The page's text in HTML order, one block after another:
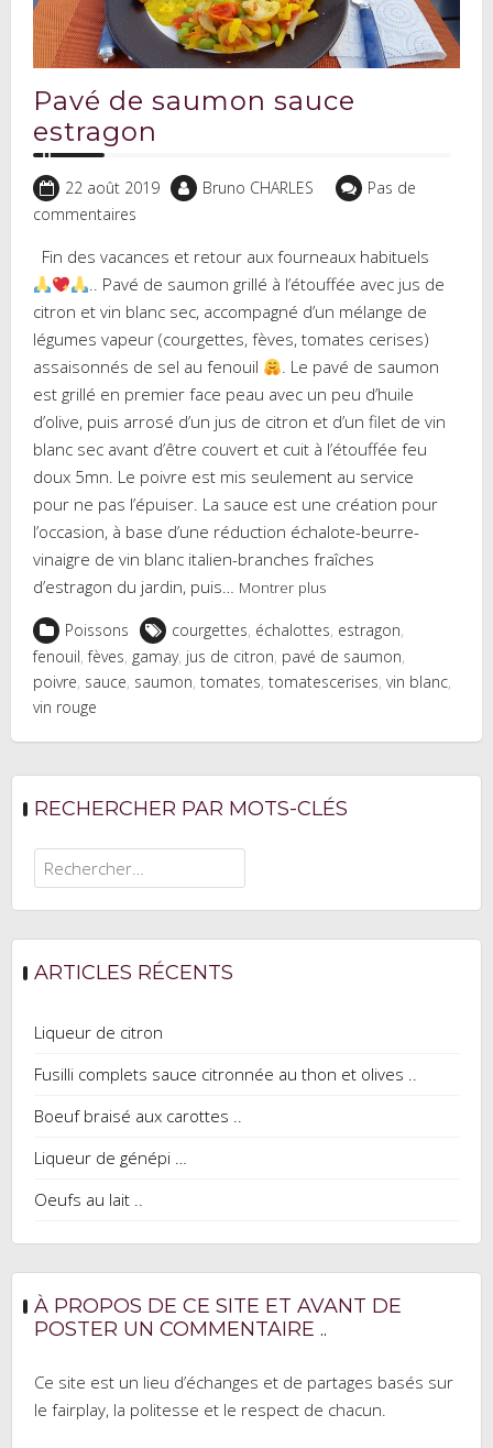
Pavé de saumon sauce
estragon
22 août 2019 Bruno CHARLES
Pas de
commentaires
Fin des vacances et retour aux fourneaux habituels
.. Pavé de saumon grillé à l’étouffée avec jus de
citron et vin blanc sec, accompagné d’un mélange de
légumes vapeur (courgettes, fèves, tomates cerises)
assaisonnés de sel au fenouil
. Le pavé de saumon
est grillé en premier face peau avec un peu d’huile
d’olive, puis arrosé d’un jus de citron et d’un filet de vin
blanc sec avant d’être couvert et cuit à l’étouffée feu
doux 5mn. Le poivre est mis seulement au service
pour ne pas l’épuiser. La sauce est une création pour
l’occasion, à base d’une réduction échalote-beurre-
vinaigre de vin blanc italien-branches fraîches
d’estragon du jardin, puis… Montrer plus
Poissons courgettes, échalottes, estragon,
fenouil,fèves, gamay, jus de citron, pavé de saumon,
poivre, sauce, saumon, tomates, tomatescerises, vin blanc,
vin rouge
RECHERCHER PAR MOTS-CLÉS
Rechercher :
ARTICLES RÉCENTS
Liqueur de citron
Fusilli complets sauce citronnée au thon et olives ..
Boeuf braisé aux carottes ..
Liqueur de génépi …
Oeufs au lait ..
À PROPOS DE CE SITE ET AVANT DE
POSTER UN COMMENTAIRE ..
Ce site est un lieu d’échanges et de partages basés sur
le fairplay, la politesse et le respect de chacun.